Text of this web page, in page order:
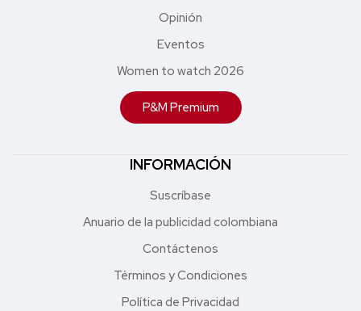
Opinión
Eventos
Women to watch 2026
P&M Premium
INFORMACIÓN
Suscríbase
Anuario de la publicidad colombiana
Contáctenos
Términos y Condiciones
Política de Privacidad